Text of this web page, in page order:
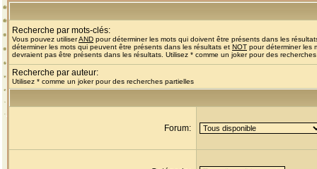
Recherche par mots-clés:
Vous pouvez utiliserAND pour déterminer les mots qui doivent être présents dans les
déterminer les mots qui peuvent être présents dans les résultats et NOT pour déterminer les
devraient pas être présents dans les résultats. Utilisez * comme un joker pour des
Recherche par auteur:
Utilisez * comme un joker pour des recherches partielles
Forum: